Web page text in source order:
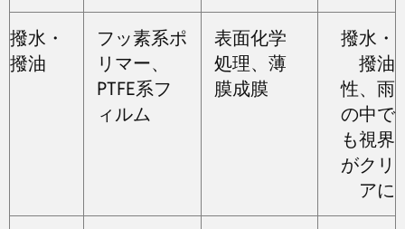
撥水・
撥油
フッ素系ポ
リマー、
PTFE系フ
ィルム
表面化学
処理、薄
膜成膜
撥水・
撥油
性、雨
の中で
も視界
がクリ
アに